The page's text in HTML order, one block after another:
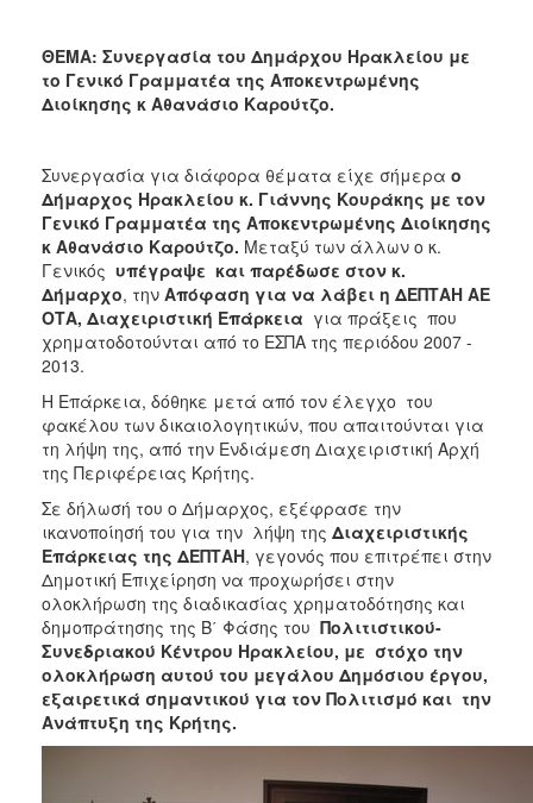
2016
2015
2012
2011
2010
2006
ΤΟΠΟΣ
ΑΝΘΕΚΤΙΚΗ
ΠΟΛΗ
ΘΕΜΑ: Συνεργασία του Δημάρχου Ηρακλείου με
το Γενικό Γραμματέα της Αποκεντρωμένης
Διοίκησης κ Αθανάσιο Καρούτζο.
Συνεργασία για διάφορα θέματα είχε σήμερα ο
Δήμαρχος Ηρακλείου κ. Γιάννης Κουράκης με τον
Γενικό Γραμματέα της Αποκεντρωμένης Διοίκησης
κ Αθανάσιο Καρούτζο. Μεταξύ των άλλων ο κ.
Γενικός υπέγραψε και παρέδωσε στον κ.
Δήμαρχο, την Απόφαση για να λάβει η ΔΕΠΤΑΗ ΑΕ
ΟΤΑ, Διαχειριστική Επάρκεια για πράξεις που
χρηματοδοτούνται από το ΕΣΠΑ της περιόδου 2007 -
2013.
Η Επάρκεια, δόθηκε μετά από τον έλεγχο του
φακέλου των δικαιολογητικών, που απαιτούνται για
τη λήψη της, από την Ενδιάμεση Διαχειριστική Αρχή
της Περιφέρειας Κρήτης.
Σε δήλωσή του ο Δήμαρχος, εξέφρασε την
ικανοποίησή του για την λήψη της Διαχειριστικής
Επάρκειας της ΔΕΠΤΑΗ, γεγονός που επιτρέπει στην
Δημοτική Επιχείρηση να προχωρήσει στην
ολοκλήρωση της διαδικασίας χρηματοδότησης και
δημοπράτησης της Β΄ Φάσης του Πολιτιστικού-
Συνεδριακού Κέντρου Ηρακλείου, με στόχο την
ολοκλήρωση αυτού του μεγάλου Δημόσιου έργου,
εξαιρετικά σημαντικού για τον Πολιτισμό και την
Ανάπτυξη της Κρήτης.